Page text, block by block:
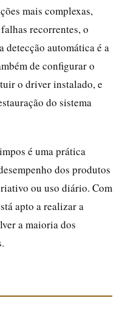
mais complexas,
recorrentes, o
automática é a
de configurar o
o driver instalado, e
do sistema
é uma prática
dos produtos
ou uso diário. Com
apto a realizar a
a maioria dos